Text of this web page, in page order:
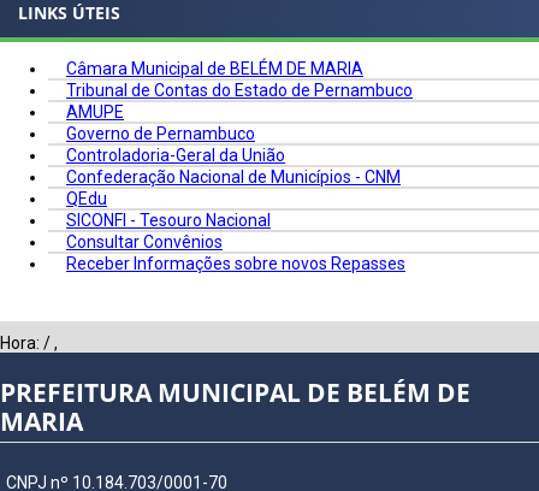
LINKS ÚTEIS
Câmara Municipal de BELÉM DE MARIA
Tribunal de Contas do Estado de Pernambuco
AMUPE
Governo de Pernambuco
Controladoria-Geral da União
Confederação Nacional de Municípios - CNM
QEdu
SICONFI - Tesouro Nacional
Consultar Convênios
Receber Informações sobre novos Repasses
Hora: /,
PREFEITURA MUNICIPAL DE BELÉM DE
MARIA
CNPJ nº 10.184.703/0001-70